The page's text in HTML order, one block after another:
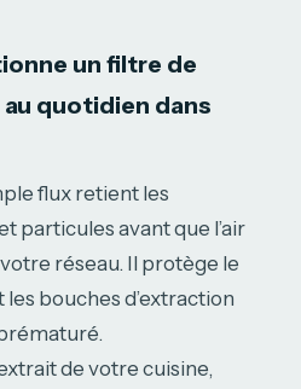
un filtre de
quotidien dans
flux retient les
particules avant que l’air
réseau. Il protège le
bouches d’extraction
de votre cuisine,